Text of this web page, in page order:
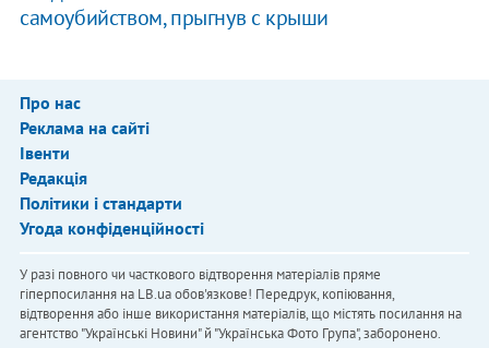
самоубийством, прыгнув с крыши
Про нас
Реклама на сайті
Івенти
Редакція
Політики і стандарти
Угода конфіденційності
У разі повного чи часткового відтворення матеріалів пряме
гіперпосилання на LB.ua обов'язкове! Передрук, копіювання,
відтворення або інше використання матеріалів, що містять посилання на
агентство "Українськi Новини" й "Українська Фото Група", заборонено.